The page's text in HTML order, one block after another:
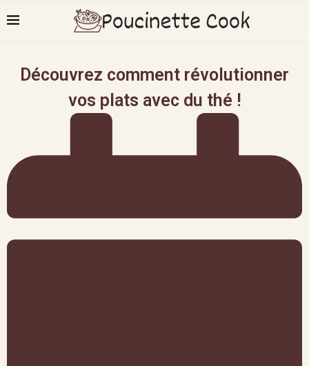
Découvrez comment révolutionner
vos plats avec du thé !